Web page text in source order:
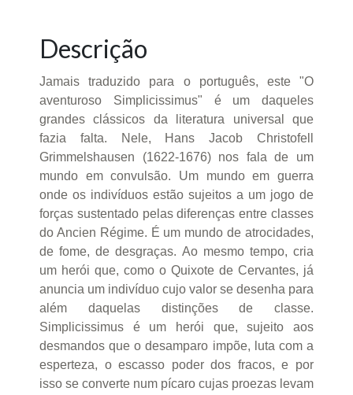
Descrição
Jamais traduzido para o português, este "O
aventuroso Simplicissimus" é um daqueles
grandes clássicos da literatura universal que
fazia falta. Nele, Hans Jacob Christofell
Grimmelshausen (1622-1676) nos fala de um
mundo em convulsão. Um mundo em guerra
onde os indivíduos estão sujeitos a um jogo de
forças sustentado pelas diferenças entre classes
do Ancien Régime. É um mundo de atrocidades,
de fome, de desgraças. Ao mesmo tempo, cria
um herói que, como o Quixote de Cervantes, já
anuncia um indivíduo cujo valor se desenha para
além daquelas distinções de classe.
Simplicissimus é um herói que, sujeito aos
desmandos que o desamparo impõe, luta com a
esperteza, o escasso poder dos fracos, e por
isso se converte num pícaro cujas proezas levam